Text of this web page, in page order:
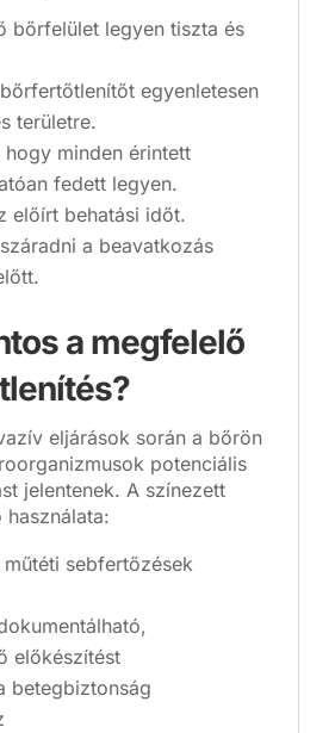
bőrfelület legyen tiszta és
egyenletesen
területre.
minden érintett
fedett legyen.
előírt behatási időt.
a beavatkozás
a megfelelő
eljárások során a bőrön
potenciális
jelentenek. A színezett
sebfertőzések
előkészítést
betegbiztonság